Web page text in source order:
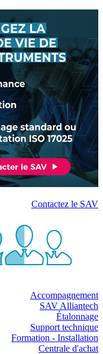
Contactez le SAV
Accompagnement
SAV Alliantech
Étalonnage
Support technique
Formation - Installation
Centrale d'achat